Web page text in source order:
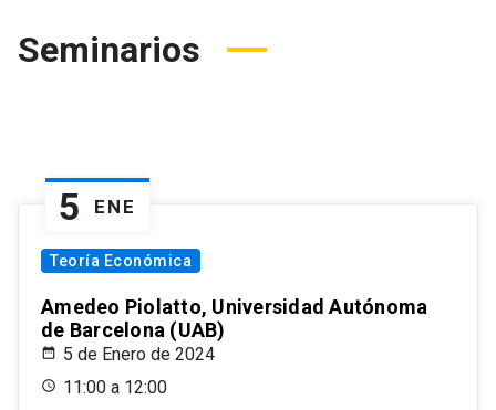
Seminarios
5 ENE
Teoría Económica
Amedeo Piolatto, Universidad Autónoma
de Barcelona (UAB)
5 de Enero de 2024
11:00 a 12:00